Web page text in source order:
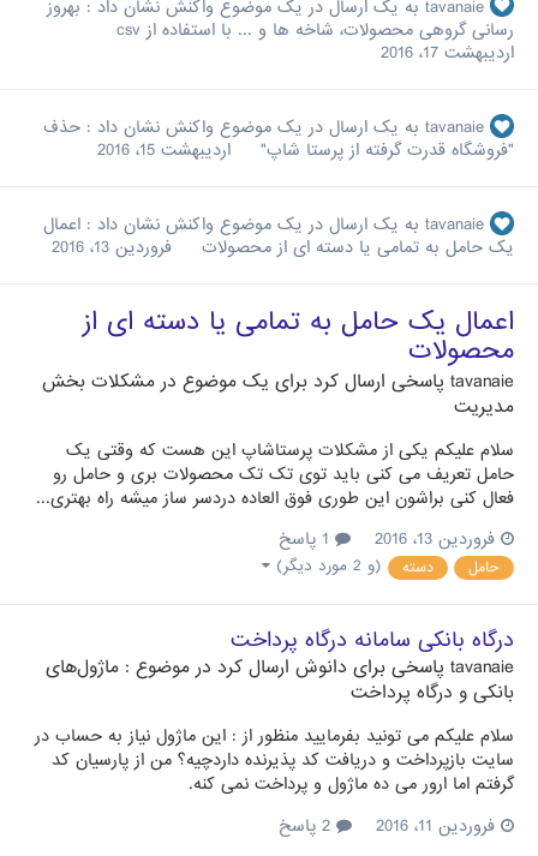
tavanaie به یک ارسال در یک موضوع واکنش نشان داد : به‏روز
رسانی گروهی محصولات، شاخه ها و ... با استفاده از csv
اردیبهشت 17، 2016
tavanaie به یک ارسال در یک موضوع واکنش نشان داد : حذف
"فروشگاه قدرت گرفته از پرستا شاپ"
اردیبهشت 15، 2016
tavanaie به یک ارسال در یک موضوع واکنش نشان داد : اعمال
یک حامل به تمامی یا دسته ای از محصولات
فروردین 13، 2016
اعمال یک حامل به تمامی یا دسته ای از
محصولات
tavanaie پاسخی ارسال کرد برای یک موضوع در مشکلات بخش
مدیریت
سلام علیکم یکی از مشکلات پرستاشاپ این هست که وقتی یک
حامل تعریف می کنی باید توی تک تک محصولات بری و حامل رو
فعال کنی براشون این طوری فوق العاده دردسر ساز میشه راه بهتری...
فروردین 13، 2016
حامل دسته (و 2 مورد دیگر)
درگاه بانکی سامانه درگاه پرداخت
tavanaie پاسخی برای دانوش ارسال کرد در موضوع : ماژول‌های
بانکی و درگاه پرداخت
سلام علیکم می تونید بفرمایید منظور از : این ماژول نیاز به حساب در
سایت بازپرداخت و دریافت کد پذیرنده داردچیه؟ من از پارسیان کد
گرفتم اما ارور می ده ماژول و پرداخت نمی کنه.
فروردین 11، 2016